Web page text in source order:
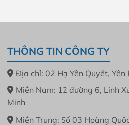
THÔNG TIN CÔNG TY
Địa chỉ: 02 Hạ Yên Quyết, Yên
Miền Nam: 12 đường 6, Linh
Minh
Miền Trung: Số 03 Hoàng